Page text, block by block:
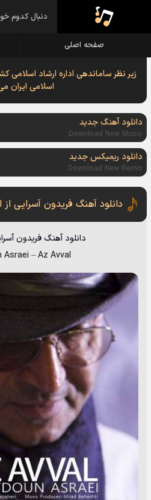
صفحه اصلی
زیر نظر ساماندهی اداره ارشاد اسلامی
اسلامی ایران
دانلود آهنگ جدید
Download New Music
دانلود ریمیکس جدید
Download New Remix
دانلود آهنگ فریدون آسرایی از
دانلود آهنگفریدون
Asraei–Az Avval